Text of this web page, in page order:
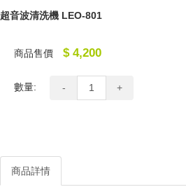
超音波清洗機 LEO-801
商品售價 $ 4,200
數量: - +
商品詳情